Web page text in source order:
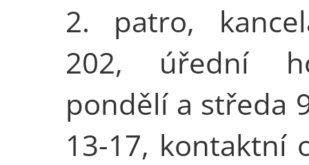
2. patro,
202, úřední
pondělí a středa
13-17, kontaktní